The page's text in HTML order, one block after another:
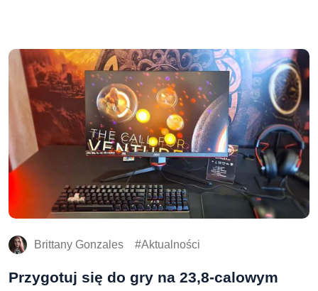
Brittany Gonzales Aktualności
Przygotuj się do gry na 23,8-calowym